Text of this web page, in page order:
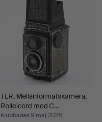
TLR, Mellanformatskamera,
Rolleicord med C…
Klubbades 9 maj 2026